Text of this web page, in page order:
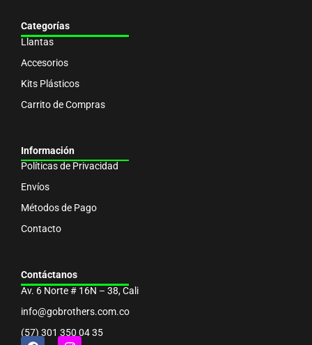
Categorías
Llantas
Accesorios
Kits Plásticos
Carrito de Compras
Información
Políticas de Privacidad
Envíos
Métodos de Pago
Contacto
Contáctanos
Av. 6 Norte # 16N – 38, Cali
info@gobrothers.com.co
(57) 301 350 04 35